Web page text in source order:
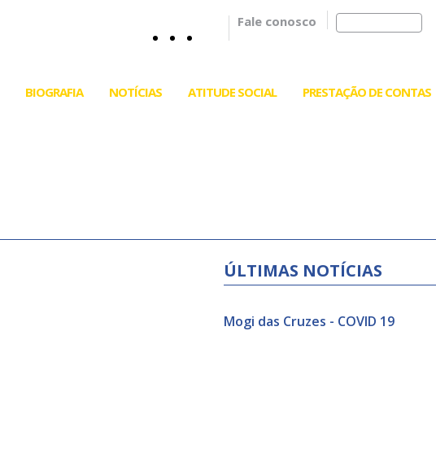
Fale conosco
BIOGRAFIA NOTÍCIAS ATITUDE SOCIAL PRESTAÇÃO DE CONTAS
ÚLTIMAS NOTÍCIAS
Mogi das Cruzes - COVID 19